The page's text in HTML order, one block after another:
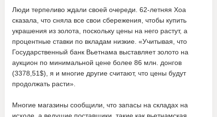
Люди терпеливо ждали своей очереди. 62-летняя Хоа
сказала, что сняла все свои сбережения, чтобы купить
украшения из золота, поскольку цены на него растут, а
процентные ставки по вкладам низкие. «Учитывая, что
Государственный банк Вьетнама выставляет золото на
аукцион по минимальной цене более 86 млн. донгов
(3378,51$), я и многие другие считают, что цены будут
продолжать расти».
Многие магазины сообщили, что запасы на складах на